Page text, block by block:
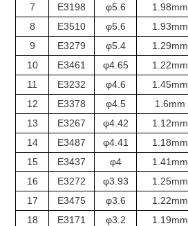
7
E3198 φ5.6 1.98mm
8
E3510 φ5.6 1.93mm
9
E3279 φ5.4 1.29mm
10
E3461 φ4.65 1.22mm
11
E3232 φ4.6 1.45mm
12
E3378 φ4.5 1.6mm
13
E3267 φ4.42 1.12mm
14
E3487 φ4.41 1.18mm
15
E3437 φ4 1.41mm
16
E3272 φ3.93 1.25mm
17
E3475 φ3.6 1.22mm
18
E3171 φ3.2 1.19mm